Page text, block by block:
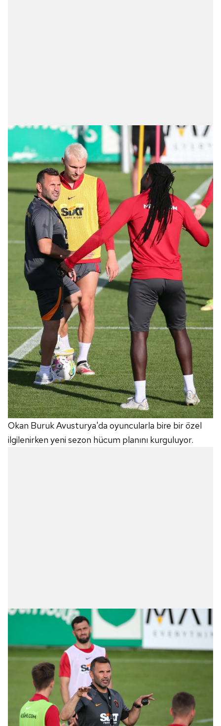
Okan Buruk Avusturya'da oyuncularla bire bir özel
ilgilenirken yeni sezon hücum planını kurguluyor.